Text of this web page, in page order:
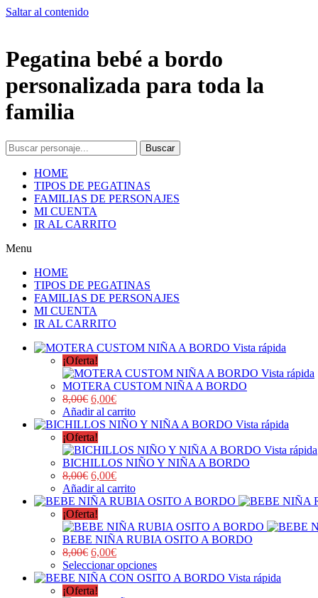
Saltar al contenido
Pegatina bebé a bordo
personalizada para toda la
familia
Buscar
HOME
TIPOS DE PEGATINAS
FAMILIAS DE PERSONAJES
MI CUENTA
IR AL CARRITO
Menu
HOME
TIPOS DE PEGATINAS
FAMILIAS DE PERSONAJES
MI CUENTA
IR AL CARRITO
Vista rápida
¡Oferta!
Vista rápida
MOTERA CUSTOM NIÑA A BORDO
8,00€ 6,00€
Añadir al carrito
Vista rápida
¡Oferta!
Vista rápida
BICHILLOS NIÑO Y NIÑA A BORDO
8,00€ 6,00€
Añadir al carrito
¡Oferta!
BEBE NIÑA RUBIA OSITO A BORDO
8,00€ 6,00€
Seleccionar opciones
Vista rápida
¡Oferta!